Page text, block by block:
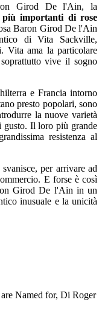
Girod De l'Ain, la
più importanti di rose
Baron Girod De l'Ain
di Vita Sackville,
Vita ama la particolare
vive il sogno
e Francia intorno
presto popolari, sono
la nuove varietà
Il loro più grande
resistenza al
per arrivare ad
E forse è così
Girod De l'Ain in un
inusuale e la unicità
Named for, Di Roger